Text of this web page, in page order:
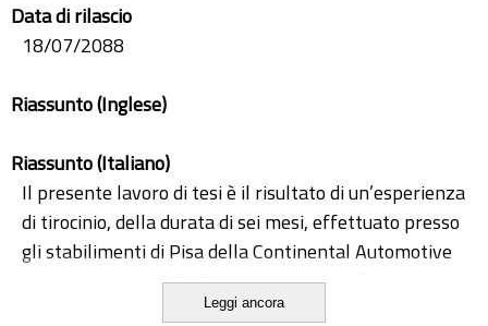
Data di rilascio
18/07/2088
Riassunto (Inglese)
Riassunto (Italiano)
Il presente lavoro di tesi è il risultato di un’esperienza
di tirocinio, della durata di sei mesi, effettuato presso
gli stabilimenti di Pisa della Continental Automotive
S.p.A. - sito di Fauglia. Questo lavoro si colloca
all'interno di un progetto di miglioramento, scaturito
Leggi ancora